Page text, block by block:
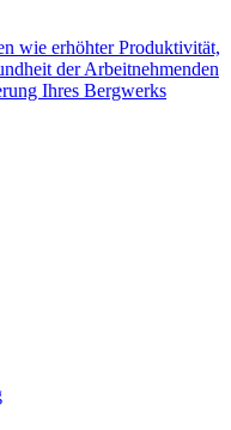
wie erhöhter Produktivität,
der Arbeitnehmenden
Ihres Bergwerks